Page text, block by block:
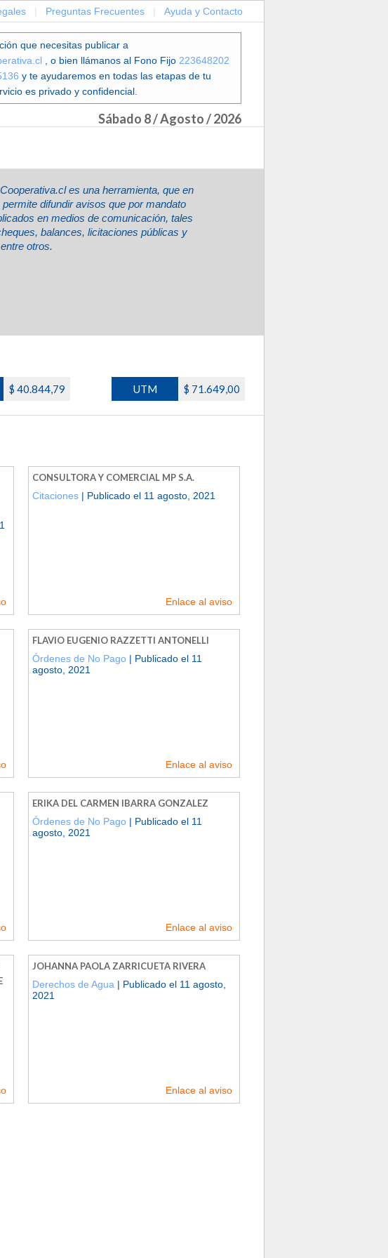
Preguntas Frecuentes Ayuda y Contacto
que necesitas publicar a
, o bien llámanos al Fono Fijo 223648202
y te ayudaremos en todas las etapas de tu
es privado y confidencial.
Sábado 8 / Agosto / 2026
es una herramienta, que en
difundir avisos que por mandato
en medios de comunicación, tales
balances, licitaciones públicas y
otros.
$ 40.844,79 UTM $ 71.649,00
CONSULTORA Y COMERCIAL MP S.A.
Citaciones | Publicado el 11 agosto, 2021
Enlace al aviso
FLAVIO EUGENIO RAZZETTI ANTONELLI
Órdenes de No Pago | Publicado el 11
agosto, 2021
Enlace al aviso
ERIKA DEL CARMEN IBARRA GONZALEZ
Órdenes de No Pago | Publicado el 11
agosto, 2021
Enlace al aviso
JOHANNA PAOLA ZARRICUETA RIVERA
Derechos de Agua | Publicado el 11 agosto,
2021
Enlace al aviso